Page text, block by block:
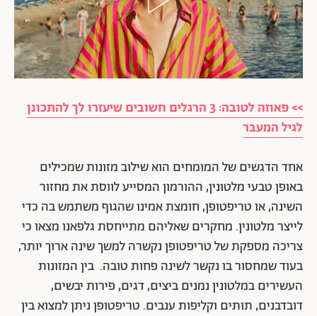
>> פאוזה לטובה: 3 הרגלים חשובים שיעזרו לך להתכונן
לגיל המעבר
אחד הדגשים של המומחים הוא שילוב מזונות שמכילים
באופן טבעי מלטונין, ההורמון המסייע לווסת את מחזור
השינה, או טריפטופן, חומצת אמינו שהגוף משתמש בה כדי
לייצר מלטונין. מחקרים שאליהם מתייחסת גלפאנו מצאו כי
צריכה מספקת של טריפטופן נקשרה למשך שינה ארוך יותר,
בעוד שמחסור בו נקשר לשינה פחות טובה. בין המזונות
העשירים במלטונין נמנים ביצים, דגים, פירות יבשים,
דובדבנים, תותים וקליפות ענבים. טריפטופן ניתן למצוא בין